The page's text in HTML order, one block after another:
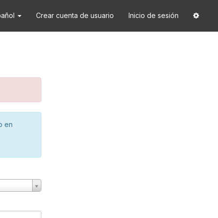
Crear cuenta de usuario Inicio de sesión
en